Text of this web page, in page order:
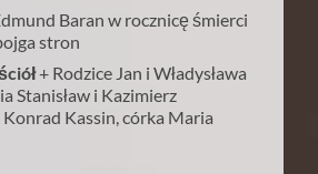
Baran w rocznicę śmierci
stron
+ Rodzice Jan i Władysława
Stanisław i Kazimierz
Kassin, córka Maria